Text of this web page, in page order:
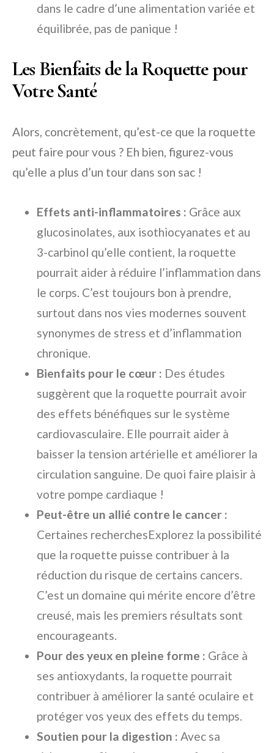
dans le cadre d’une alimentation variée et
équilibrée, pas de panique !
Les Bienfaits de la Roquette pour
Votre Santé
Alors, concrètement, qu’est-ce que la roquette
peut faire pour vous ? Eh bien, figurez-vous
qu’elle a plus d’un tour dans son sac !
Effets anti-inflammatoires : Grâce aux
glucosinolates, aux isothiocyanates et au
3-carbinol qu’elle contient, la roquette
pourrait aider à réduire l’inflammation dans
le corps. C’est toujours bon à prendre,
surtout dans nos vies modernes souvent
synonymes de stress et d’inflammation
chronique.
Bienfaits pour le cœur : Des études
suggèrent que la roquette pourrait avoir
des effets bénéfiques sur le système
cardiovasculaire. Elle pourrait aider à
baisser la tension artérielle et améliorer la
circulation sanguine. De quoi faire plaisir à
votre pompe cardiaque !
Peut-être un allié contre le cancer :
Certaines recherchesExplorez la possibilité
que la roquette puisse contribuer à la
réduction du risque de certains cancers.
C’est un domaine qui mérite encore d’être
creusé, mais les premiers résultats sont
encourageants.
Pour des yeux en pleine forme : Grâce à
ses antioxydants, la roquette pourrait
contribuer à améliorer la santé oculaire et
protéger vos yeux des effets du temps.
Soutien pour la digestion : Avec sa